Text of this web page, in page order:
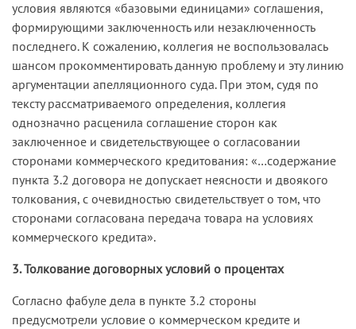
условия являются «базовыми единицами» соглашения,
формирующими заключенность или незаключенность
последнего. К сожалению, коллегия не воспользовалась
шансом прокомментировать данную проблему и эту линию
аргументации апелляционного суда. При этом, судя по
тексту рассматриваемого определения, коллегия
однозначно расценила соглашение сторон как
заключенное и свидетельствующее о согласовании
сторонами коммерческого кредитования: «…содержание
пункта 3.2 договора не допускает неясности и двоякого
толкования, с очевидностью свидетельствует о том, что
сторонами согласована передача товара на условиях
коммерческого кредита».
3. Толкование договорных условий о процентах
Согласно фабуле дела в пункте 3.2 стороны
предусмотрели условие о коммерческом кредите и